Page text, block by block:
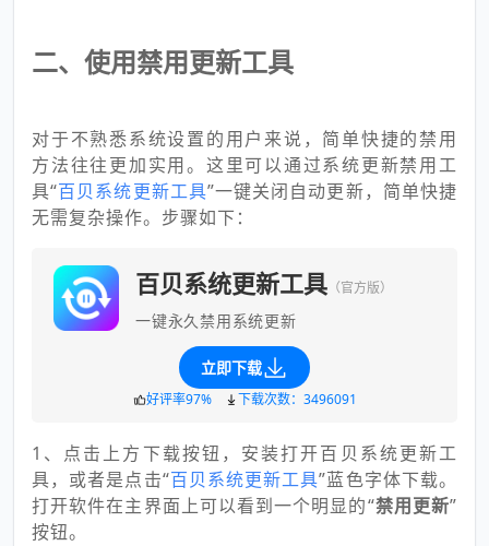
二、使用禁用更新工具
对于不熟悉系统设置的用户来说，简单快捷的禁用
方法往往更加实用。这里可以通过系统更新禁用工
具“百贝系统更新工具”一键关闭自动更新，简单快捷
无需复杂操作。步骤如下：
百贝系统更新工具 （官方版）
一键永久禁用系统更新
立即下载
好评率97% 下载次数：3496091
1、点击上方下载按钮，安装打开百贝系统更新工
具，或者是点击“百贝系统更新工具”蓝色字体下载。
打开软件在主界面上可以看到一个明显的“禁用更新”
按钮。